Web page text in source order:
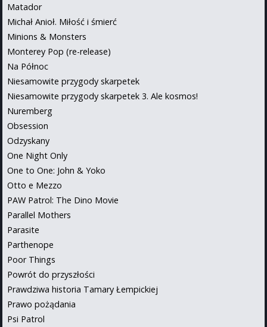
Matador
Michał Anioł. Miłość i śmierć
Minions & Monsters
Monterey Pop (re-release)
Na Północ
Niesamowite przygody skarpetek
Niesamowite przygody skarpetek 3. Ale kosmos!
Nuremberg
Obsession
Odzyskany
One Night Only
One to One: John & Yoko
Otto e Mezzo
PAW Patrol: The Dino Movie
Parallel Mothers
Parasite
Parthenope
Poor Things
Powrót do przyszłości
Prawdziwa historia Tamary Łempickiej
Prawo pożądania
Psi Patrol